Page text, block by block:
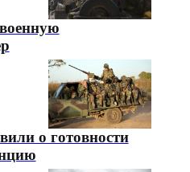
о готовности